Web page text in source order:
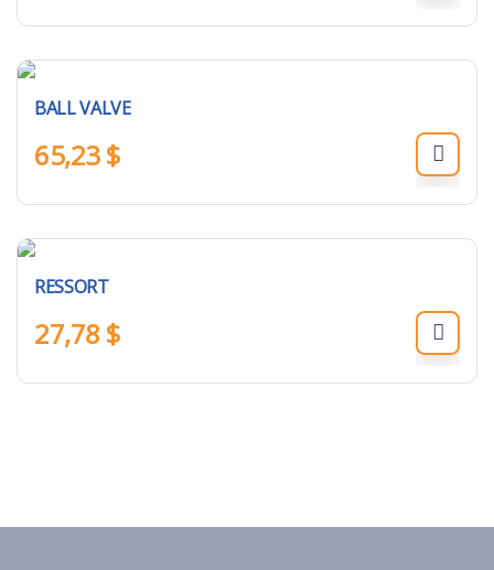
BALL VALVE
65,23$
RESSORT
27,78 $